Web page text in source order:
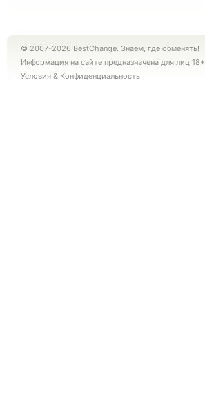
© 2007-2026 BestChange. Знаем, где обменять!
Информация на сайте предназначена для лиц 18+
Условия & Конфиденциальность